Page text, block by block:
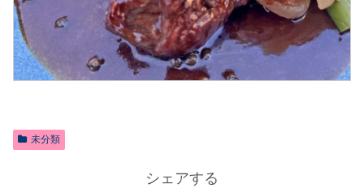
未分類
シェアする